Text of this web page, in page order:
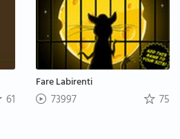
61
Fare Labirenti
73997 75